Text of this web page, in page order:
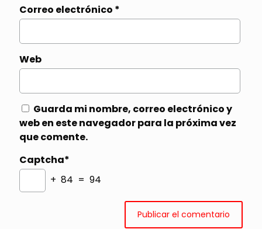
Correo electrónico *
Web
Guarda mi nombre, correo electrónico y
web en este navegador para la próxima vez
que comente.
Captcha*
+ 84 = 94